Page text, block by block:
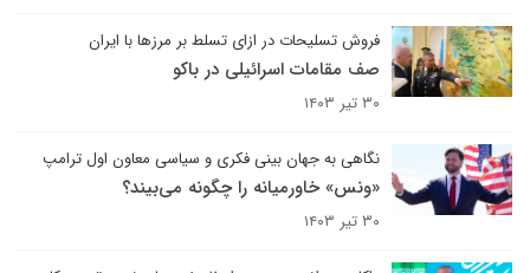
فروش تسلیحات در ازای تسلط بر مرزها با ایران
صف مقامات اسرائیلی در باکو
۳۰ تیر ۱۴۰۳
نگاهی به جهان بینی فکری و سیاسی معاون اول ترامپ
«ونس» خاورمیانه را چگونه می‌بیند؟
۳۰ تیر ۱۴۰۳